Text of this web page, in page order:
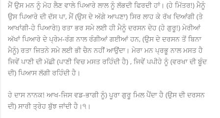
ਮੈਂ ਉਸ ਮਨ ਨੂੰ ਮੋਹ ਲੈਣ ਵਾਲੇ ਪਿਆਰੇ ਲਾਲ ਨੂੰ ਲੱਭਦੀ ਫਿਰਦੀ ਹਾਂ। (ਹੇ ਮਿੱਤਰ!) ਮੈਨੂੰ
ਉਸ ਪਿਆਰੇ ਦੀ ਦੱਸ ਪਾ, ਮੈਂ (ਉਸ ਦੇ ਅੱਗੇ ਆਪਣਾ) ਸਿਰ ਲਾਹ ਕੇ ਰੱਖ ਦਿਆਂਗੀ (ਤੇ
ਆਖਾਂਗੀ-ਹੇ ਪਿਆਰੇ!) ਰਤਾ ਭਰ ਸਮੇ ਲਈ ਹੀ ਮੈਨੂੰ ਦਰਸਨ ਦੇਹ (ਹੇ ਗੁਰੂ!) ਮੇਰੀਆਂ
ਅੱਖਾਂ ਪਿਆਰੇ ਦੇ ਪ੍ਰੇਮ-ਰੰਗ ਨਾਲ ਰੰਗੀਆਂ ਗਈਆਂ ਹਨ, (ਉਸ ਦੇ ਦਰਸਨ ਤੋਂ ਬਿਨਾ
ਮੈਨੂੰ) ਰਤਾ ਜਿਤਨੇ ਸਮੇ ਲਈ ਭੀ ਚੈਨ ਨਹੀਂ ਆਉਂਦਾ। ਮੇਰਾ ਮਨ ਪ੍ਰਭੂ ਨਾਲ ਮਸਤ ਹੈ
ਜਿਵੇਂ ਪਾਣੀ ਦੀ ਮੱਛੀ (ਪਾਣੀ ਵਿਚ ਮਸਤ ਰਹਿੰਦੀ ਹੈ) , ਜਿਵੇਂ ਪਪੀਹੇ ਨੂੰ (ਵਰਖਾ ਦੀ ਬੂੰਦ
ਦੀ) ਪਿਆਸ ਲੱਗੀ ਰਹਿੰਦੀ ਹੈ।
ਹੇ ਦਾਸ ਨਾਨਕ! ਆਖ-ਜਿਸ ਵਡ-ਭਾਗੀ ਨੂੰ) ਪੂਰਾ ਗੁਰੂ ਮਿਲ ਪੈਂਦਾ ਹੈ (ਉਸ ਦੀ ਦਰਸਨ
ਦੀ) ਸਾਰੀ ਤ੍ਰੇਹ ਬੁੱਝ ਜਾਂਦੀ ਹੈ।੧।